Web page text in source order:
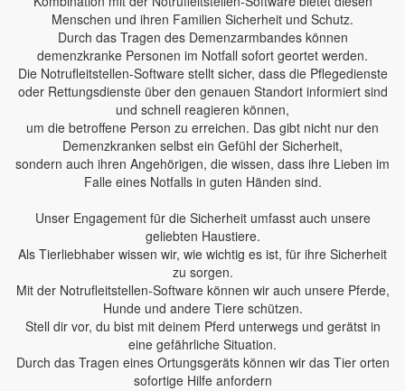
Menschen und ihren Familien Sicherheit und Schutz.
Durch das Tragen des Demenzarmbandes können
demenzkranke Personen im Notfall sofort geortet werden.
Die Notrufleitstellen-Software stellt sicher, dass die Pflegedienste
oder Rettungsdienste über den genauen Standort informiert sind
und schnell reagieren können,
um die betroffene Person zu erreichen. Das gibt nicht nur den
Demenzkranken selbst ein Gefühl der Sicherheit,
sondern auch ihren Angehörigen, die wissen, dass ihre Lieben im
Falle eines Notfalls in guten Händen sind.
Unser Engagement für die Sicherheit umfasst auch unsere
geliebten Haustiere.
Als Tierliebhaber wissen wir, wie wichtig es ist, für ihre Sicherheit
zu sorgen.
Mit der Notrufleitstellen-Software können wir auch unsere Pferde,
Hunde und andere Tiere schützen.
Stell dir vor, du bist mit deinem Pferd unterwegs und gerätst in
eine gefährliche Situation.
Durch das Tragen eines Ortungsgeräts können wir das Tier orten
sofortige Hilfe anfordern